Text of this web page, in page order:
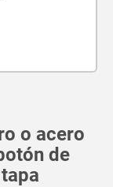
o acero
de